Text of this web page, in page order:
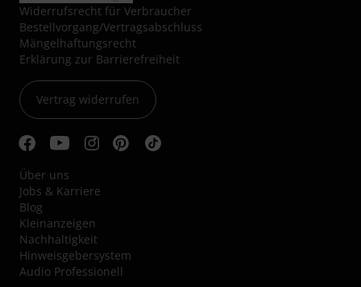
Widerrufsrecht für Verbraucher
Bestellvorgang/Vertragsabschluss
Mängelhaftungsrecht
Erklärung zur Barrierefreiheit
Vertrag widerrufen
Über uns
Jobs & Karriere
Blog
Kleinanzeigen
Nachhaltigkeit
Hinweisgebersystem
Audio Professionell